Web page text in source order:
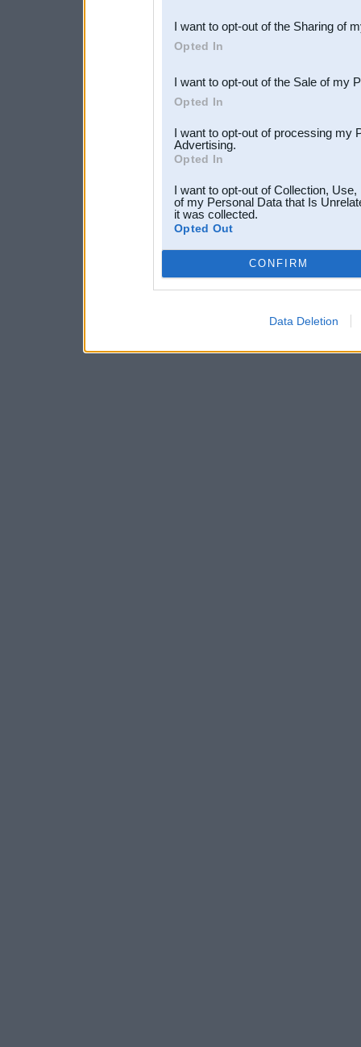
Downstream Participants
third parties.
I want to opt-out of the Sharing of
Opted In
I want to opt-out of the Sale of my
Opted In
I want to opt-out of processing my
Advertising.
Opted In
I want to opt-out of Collection,
of my Personal Data that Is
it was collected.
Opted Out
CONFIRM
Data Deletion